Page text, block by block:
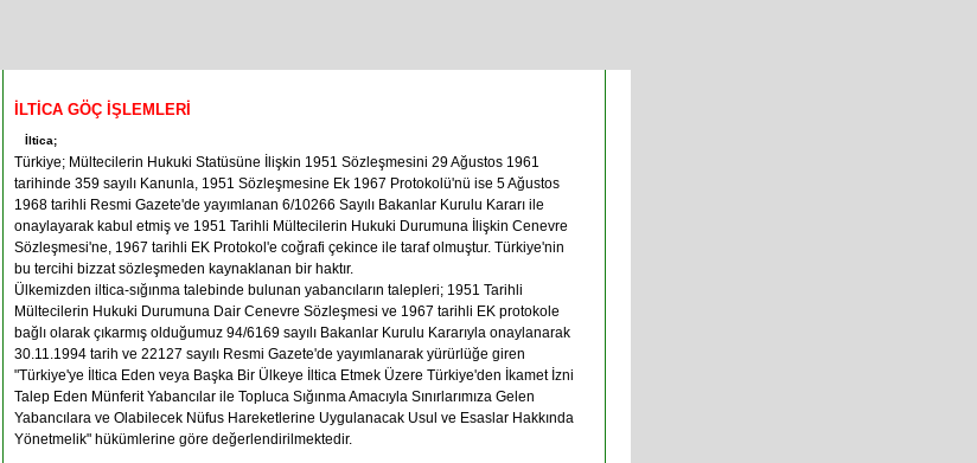
İLTİCA GÖÇ İŞLEMLERİ
İltica;
Türkiye; Mültecilerin Hukuki Statüsüne İlişkin 1951 Sözleşmesini 29 Ağustos 1961
tarihinde 359 sayılı Kanunla, 1951 Sözleşmesine Ek 1967 Protokolü'nü ise 5 Ağustos
1968 tarihli Resmi Gazete'de yayımlanan 6/10266 Sayılı Bakanlar Kurulu Kararı ile
onaylayarak kabul etmiş ve 1951 Tarihli Mültecilerin Hukuki Durumuna İlişkin Cenevre
Sözleşmesi'ne, 1967 tarihli EK Protokol'e coğrafi çekince ile taraf olmuştur. Türkiye'nin
bu tercihi bizzat sözleşmeden kaynaklanan bir haktır.
Ülkemizden iltica-sığınma talebinde bulunan yabancıların talepleri; 1951 Tarihli
Mültecilerin Hukuki Durumuna Dair Cenevre Sözleşmesi ve 1967 tarihli EK protokole
bağlı olarak çıkarmış olduğumuz 94/6169 sayılı Bakanlar Kurulu Kararıyla onaylanarak
30.11.1994 tarih ve 22127 sayılı Resmi Gazete'de yayımlanarak yürürlüğe giren
"Türkiye'ye İltica Eden veya Başka Bir Ülkeye İltica Etmek Üzere Türkiye'den İkamet İzni
Talep Eden Münferit Yabancılar ile Topluca Sığınma Amacıyla Sınırlarımıza Gelen
Yabancılara ve Olabilecek Nüfus Hareketlerine Uygulanacak Usul ve Esaslar Hakkında
Yönetmelik" hükümlerine göre değerlendirilmektedir.